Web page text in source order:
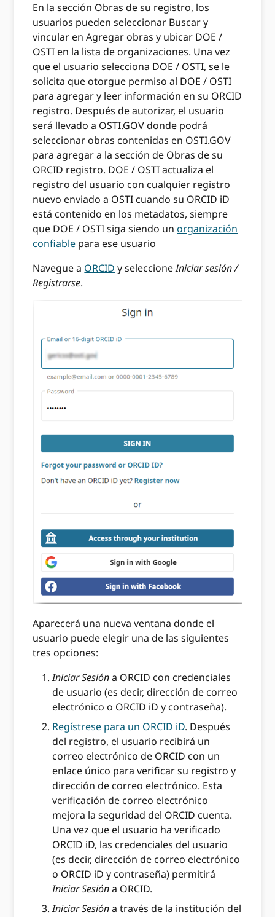
En la sección Obras de su registro, los
usuarios pueden seleccionar Buscar y
vincular en Agregar obras y ubicar DOE /
OSTI en la lista de organizaciones. Una vez
que el usuario selecciona DOE / OSTI, se le
solicita que otorgue permiso al DOE / OSTI
para agregar y leer información en su ORCID
registro. Después de autorizar, el usuario
será llevado a OSTI.GOV donde podrá
seleccionar obras contenidas en OSTI.GOV
para agregar a la sección de Obras de su
ORCID registro. DOE / OSTI actualiza el
registro del usuario con cualquier registro
nuevo enviado a OSTI cuando su ORCID iD
está contenido en los metadatos, siempre
que DOE / OSTI siga siendo unorganización
confiable para ese usuario
Navegue a ORCID y seleccioneIniciar sesión /
Registrarse.
Aparecerá una nueva ventana donde el
usuario puede elegir una de las siguientes
tres opciones:
Iniciar Sesióna ORCID con credenciales
de usuario (es decir, dirección de correo
electrónico o ORCID iD y contraseña).
Regístrese para un ORCID iD. Después
del registro, el usuario recibirá un
correo electrónico de ORCID con un
enlace único para verificar su registro y
dirección de correo electrónico. Esta
verificación de correo electrónico
mejora la seguridad del ORCID cuenta.
Una vez que el usuario ha verificado
ORCID iD, las credenciales del usuario
(es decir, dirección de correo electrónico
o ORCID iD y contraseña) permitirá
Iniciar Sesióna ORCID.
Iniciar Sesióna través de la institución del